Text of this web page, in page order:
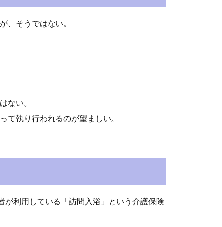
、そうではない。
ない。
て執り行われるのが望ましい。
が利用している「訪問入浴」という介護保険